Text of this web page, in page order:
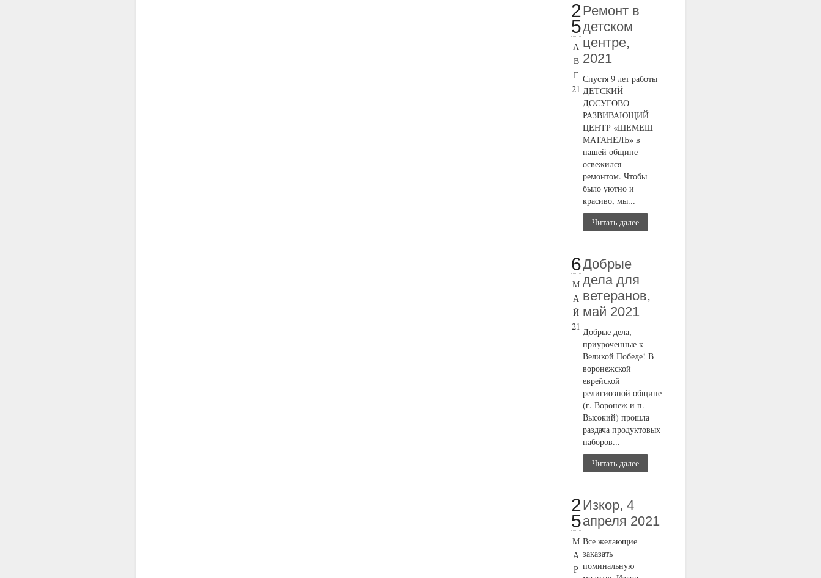
2
5
А
В
Г
21
Ремонт в
детском
центре,
2021
Спустя 9 лет работы
ДЕТСКИЙ
ДОСУГОВО-
РАЗВИВАЮЩИЙ
ЦЕНТР «ШЕМЕШ
МАТАНЕЛЬ» в
нашей общине
освежился
ремонтом. Чтобы
было уютно и
красиво, мы...
Читать далее
6
М
А
Й
21
Добрые
дела для
ветеранов,
май 2021
Добрые дела,
приуроченные к
Великой Победе! В
воронежской
еврейской
религиозной общине
(г. Воронеж и п.
Высокий) прошла
раздача продуктовых
наборов...
Читать далее
2
5
М
А
Р
Изкор, 4
апреля 2021
Все желающие
заказать
поминальную